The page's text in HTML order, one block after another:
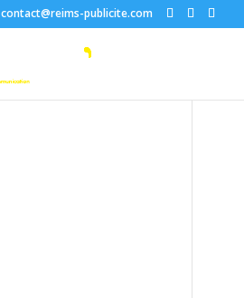
contact@reims-publicite.com